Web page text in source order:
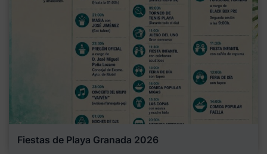
Fiestas de Playa Granada 2026